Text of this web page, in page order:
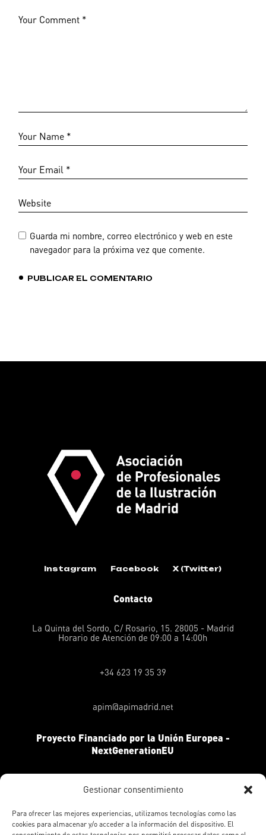
Gestionar consentimiento
Para ofrecer las mejores experiencias, utilizamos tecnologías como las
cookies para almacenar y/o acceder a la información del dispositivo. El
Guarda mi nombre, correo electrónico y web en este
navegador para la próxima vez que comente.
PUBLICAR EL COMENTARIO
Instagram Facebook X (Twitter)
Contacto
La Quinta del Sordo, C/ Rosario, 15. 28005 - Madrid
Horario de Atención de 09:00 a 14:00h
+34 623 19 35 39
apim@apimadrid.net
Proyecto Financiado por la Unión Europea -
NextGenerationEU